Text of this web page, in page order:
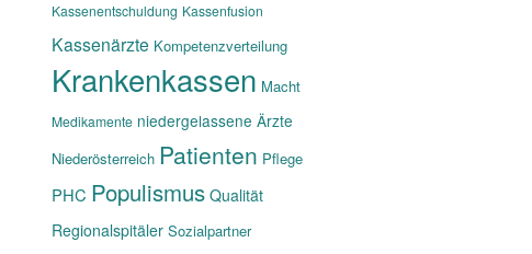
Kassenentschuldung Kassenfusion
Kassenärzte Kompetenzverteilung
Krankenkassen Macht
Medikamente niedergelassene Ärzte
Niederösterreich Patienten Pflege
PHC Populismus Qualität
Regionalspitäler Sozialpartner